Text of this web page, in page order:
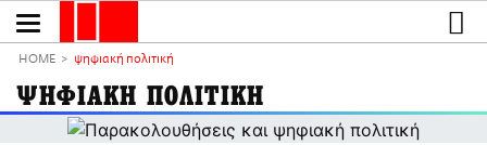
το
ΕΙΔΗΣΕΙΣ
CULTURE
ΑΠΟΨΕΙΣ
HOME ψηφιακή πολιτική
ΨΗΦΙΑΚΗ ΠΟΛΙΤΙΚΗ